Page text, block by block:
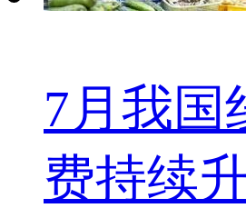
7月我国
费持续